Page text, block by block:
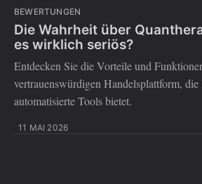
BEWERTUNGEN
Die Wahrheit über
es wirklich seriös?
Entdecken Sie die Vorteile und
vertrauenswürdigen Handelsplattform,
automatisierte Tools bietet.
11 MAI 2026